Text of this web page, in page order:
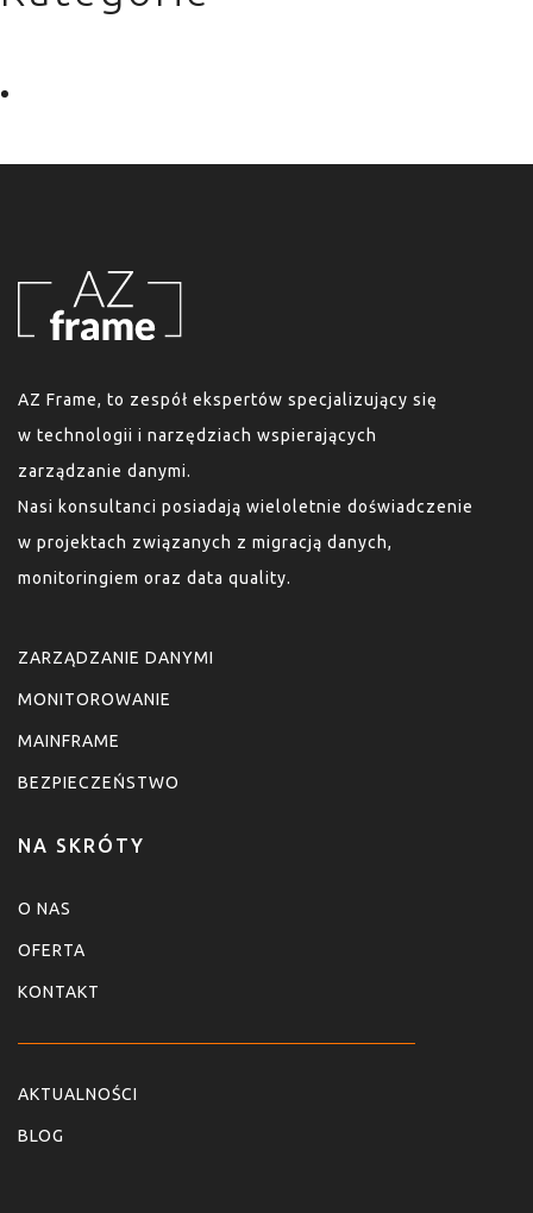
AZ Frame, to zespół ekspertów specjalizujący się
w technologii i narzędziach wspierających
zarządzanie danymi.
Nasi konsultanci posiadają wieloletnie doświadczenie
w projektach związanych z migracją danych,
monitoringiem oraz data quality.
ZARZĄDZANIE DANYMI
MONITOROWANIE
MAINFRAME
BEZPIECZEŃSTWO
NA SKRÓTY
O NAS
OFERTA
KONTAKT
AKTUALNOŚCI
BLOG